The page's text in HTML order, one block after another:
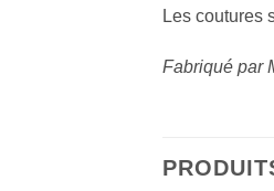
Les coutures
Fabriqué par